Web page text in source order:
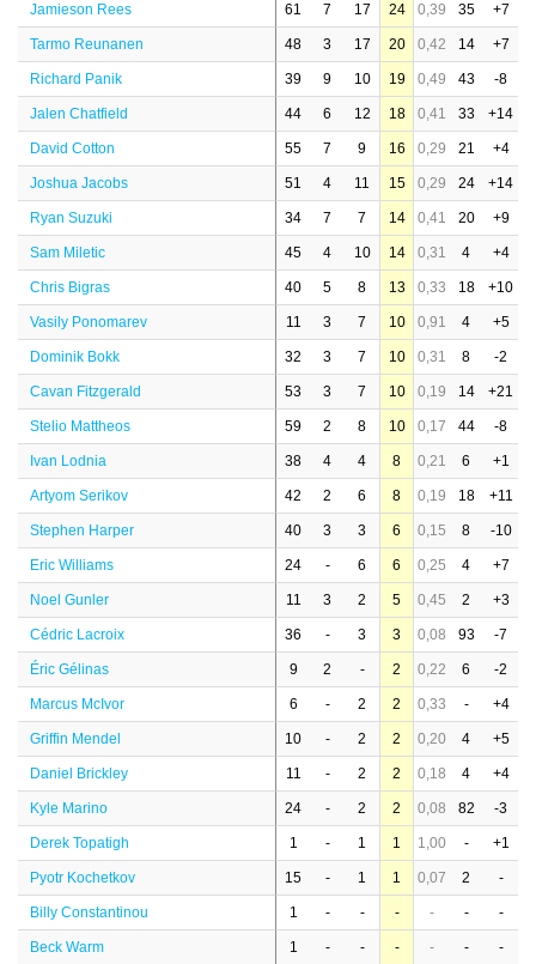
Jamieson Rees 61 7 17 24 0,39 35 +7
Tarmo Reunanen 48 3 17 20 0,42 14 +7
Richard Panik 39 9 10 19 0,49 43 -8
Jalen Chatfield 44 6 12 18 0,41 33 +14
David Cotton 55 7 9 16 0,29 21 +4
Joshua Jacobs 51 4 11 15 0,29 24 +14
Ryan Suzuki 34 7 7 14 0,41 20 +9
Sam Miletic 45 4 10 14 0,31 4 +4
Chris Bigras 40 5 8 13 0,33 18 +10
Vasily Ponomarev 11 3 7 10 0,91 4 +5
Dominik Bokk 32 3 7 10 0,31 8 -2
Cavan Fitzgerald 53 3 7 10 0,19 14 +21
Stelio Mattheos 59 2 8 10 0,17 44 -8
Ivan Lodnia 38 4 4 8 0,21 6 +1
Artyom Serikov 42 2 6 8 0,19 18 +11
Stephen Harper 40 3 3 6 0,15 8 -10
Eric Williams 24 - 6 6 0,25 4 +7
Noel Gunler 11 3 2 5 0,45 2 +3
Cédric Lacroix 36 - 3 3 0,08 93 -7
Éric Gélinas 9 2 - 2 0,22 6 -2
Marcus McIvor 6 - 2 2 0,33 - +4
Griffin Mendel 10 - 2 2 0,20 4 +5
Daniel Brickley 11 - 2 2 0,18 4 +4
Kyle Marino 24 - 2 2 0,08 82 -3
Derek Topatigh 1 - 1 1 1,00 - +1
Pyotr Kochetkov 15 - 1 1 0,07 2 -
Billy Constantinou 1 - - - - - -
Beck Warm 1 - - - - - -